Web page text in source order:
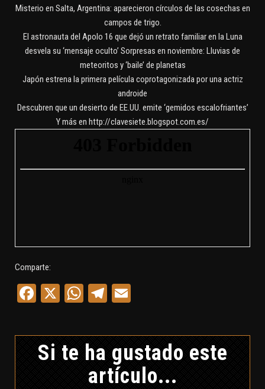
Misterio en Salta, Argentina: aparecieron círculos de las cosechas en
campos de trigo.
El astronauta del Apolo 16 que dejó un retrato familiar en la Luna
desvela su ‘mensaje oculto’ Sorpresas en noviembre: Lluvias de
meteoritos y ‘baile’ de planetas
Japón estrena la primera película coprotagonizada por una actriz
androide
Descubren que un desierto de EE.UU. emite ‘gemidos escalofriantes’
Y más en http://clavesiete.blogspot.com.es/
Comparte:
Facebook
X WhatsApp
Telegram
Si te ha gustado este
artículo...